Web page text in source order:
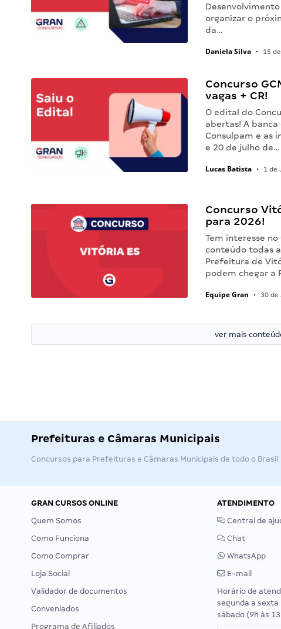
Desenvolvimento
organizar o
da…
Daniela Silva • 15
Concurso
vagas + CR!
O edital do
abertas! A
Consulpam e as
e 20 de julho de…
Lucas Batista • 1 de
Concurso
para 2026!
Tem interesse no
conteúdo todas
Prefeitura de
podem chegar a
Equipe Gran • 30 de
ver mais
Prefeituras e Câmaras Municipais
Concursos para Prefeituras e Câmaras Municipais de todo o Brasil
GRAN CURSOS ONLINE
Quem Somos
Como Funciona
Como Comprar
Loja Social
Validador de documentos
Conveniados
Programa de Afiliados
ATENDIMENTO
Central de
Chat
WhatsApp
E-mail
Horário de
segunda a sexta
sábado (9h às